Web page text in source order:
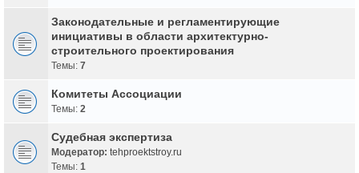
Законодательные и регламентирующие
инициативы в области архитектурно-
строительного проектирования
Темы: 7
Комитеты Ассоциации
Темы: 2
Судебная экспертиза
Модератор: tehproektstroy.ru
Темы: 1